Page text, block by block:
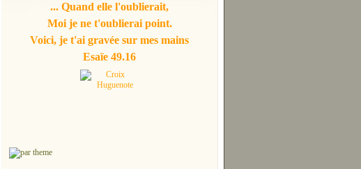
... Quand elle l'oublierait,
Moi je ne t'oublierai point.
Voici, je t'ai gravée sur mes mains
Esaïe 49.16